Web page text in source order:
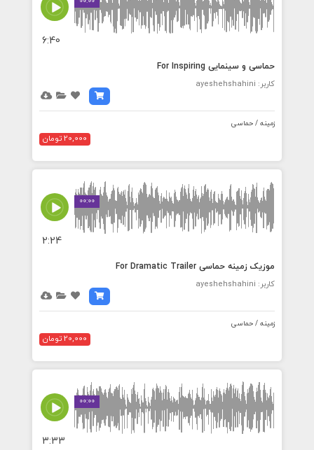
6:40
حماسی و سینمایی For Inspiring
کاربر: ayeshehshahini
زمینه / حماسی
20,000 تومان
00:00
2:24
موزیک زمینه حماسی For Dramatic Trailer
کاربر: ayeshehshahini
زمینه / حماسی
20,000 تومان
00:00
3:33